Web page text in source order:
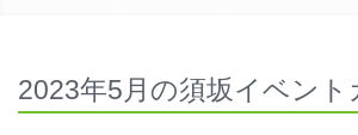
2023年5月の須坂イベント